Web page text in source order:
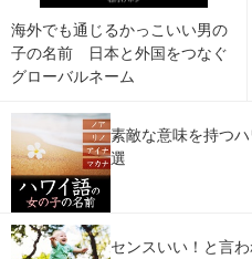
海外でも通じるかっこいい男の
子の名前 日本と外国をつなぐ
グローバルネーム
素敵な意味を持つ
選
センスいい！と言